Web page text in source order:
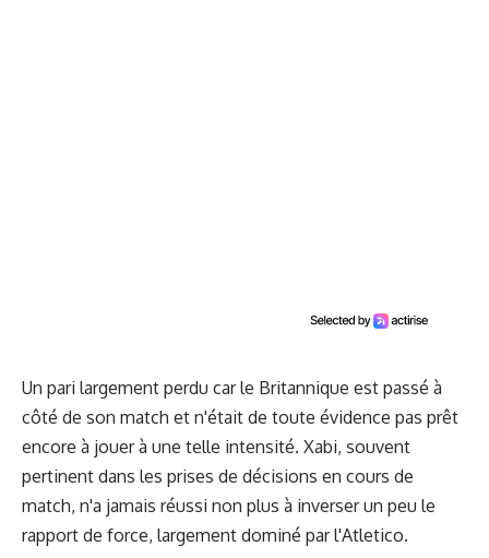
Un pari largement perdu car le Britannique est passé à
côté de son match et n'était de toute évidence pas prêt
encore à jouer à une telle intensité. Xabi, souvent
pertinent dans les prises de décisions en cours de
match, n'a jamais réussi non plus à inverser un peu le
rapport de force, largement dominé par l'Atletico.